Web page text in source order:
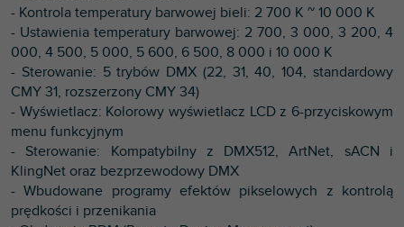
- Kontrola temperatury barwowej bieli: 2 700 K ~ 10 000 K
- Ustawienia temperatury barwowej: 2 700, 3 000, 3 200, 4
000, 4 500, 5 000, 5 600, 6 500, 8 000 i 10 000 K
- Sterowanie: 5 trybów DMX (22, 31, 40, 104, standardowy
CMY 31, rozszerzony CMY 34)
- Wyświetlacz: Kolorowy wyświetlacz LCD z 6-przyciskowym
menu funkcyjnym
- Sterowanie: Kompatybilny z DMX512, ArtNet, sACN i
KlingNet oraz bezprzewodowy DMX
- Wbudowane programy efektów pikselowych z kontrolą
prędkości i przenikania